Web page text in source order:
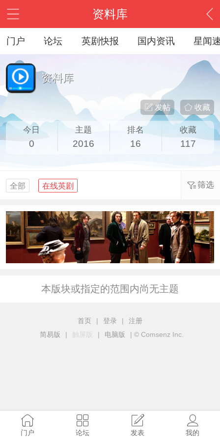
资料库
门户 论坛 英剧快报 国内资讯 星闻
资料库
收藏
发帖
今日
0
主题
2016
排名
16
收藏
117
全部 在线英剧 筛选
本版块或指定的范围内尚无主题
首页 | 登录 |
注册
简易版
| 触屏版 | 电脑版 | © Comsenz Inc.
门户 论坛 发表 我的